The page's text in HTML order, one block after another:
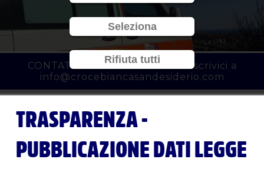
CONTATTACI al010 3450777
o scrivici a
info@crocebiancasandesiderio.com
TRASPARENZA -
PUBBLICAZIONE DATI LEGGE
Seleziona
Rifiuta tutti